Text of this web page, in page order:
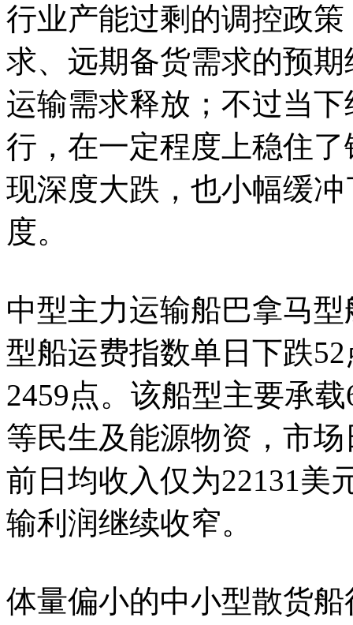
行业产能过剩的调控政
求、远期备货需求的预
运输需求释放；不过当
行，在一定程度上稳住
现深度大跌，也小幅缓
度。
中型主力运输船巴拿马
型船运费指数单日下跌
2459点。该船型主要承
等民生及能源物资，市
前日均收入仅为22131美
输利润继续收窄。
体量偏小的中小型散货